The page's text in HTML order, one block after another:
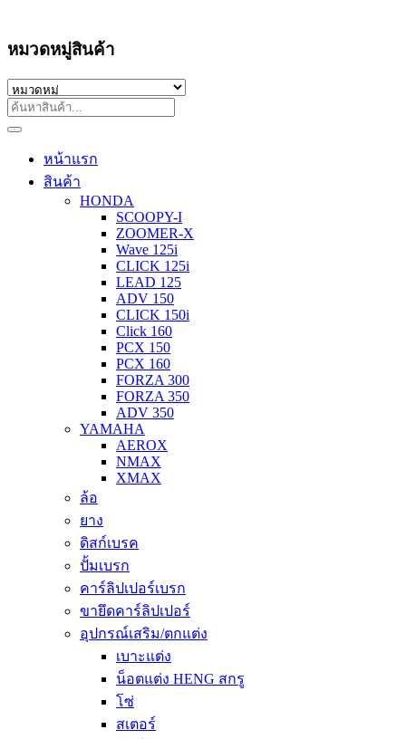
หมวดหมู่สินค้า
หน้าแรก
สินค้า
HONDA
SCOOPY-I
ZOOMER-X
Wave 125i
CLICK 125i
LEAD 125
ADV 150
CLICK 150i
Click 160
PCX 150
PCX 160
FORZA 300
FORZA 350
ADV 350
YAMAHA
AEROX
NMAX
XMAX
ล้อ
ยาง
ดิสก์เบรค
ปั้มเบรก
คาร์ลิปเปอร์เบรก
ขายึดคาร์ลิปเปอร์
อุปกรณ์เสริม/ตกแต่ง
เบาะแต่ง
น็อตแต่ง HENG สกรู
โซ่
สเตอร์